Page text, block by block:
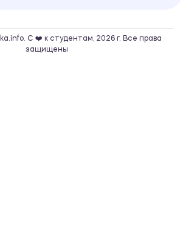
С ❤️ к студентам, 2026 г. Все права
защищены